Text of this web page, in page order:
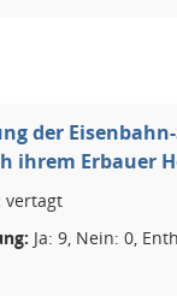
der
ihrem Erbauer
vertagt
Ja: 9, Nein: 0,